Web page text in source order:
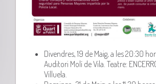
Divendres, 19 de Maig, a les 20:30
Auditori Molí de Vila. Teatre:
Villuela.